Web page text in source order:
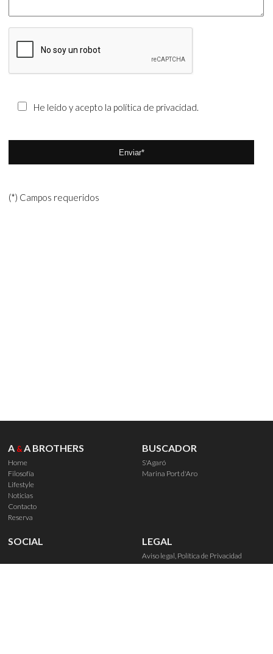
He leído y acepto la política de privacidad.
(*) Campos requeridos
A &A BROTHERS
Home
Filosofía
Lifestyle
Noticias
Contacto
Reserva
BUSCADOR
S'Agaró
Marina Port d'Aro
SOCIAL LEGAL
Aviso legal, Política de Privacidad
Política de Cookies